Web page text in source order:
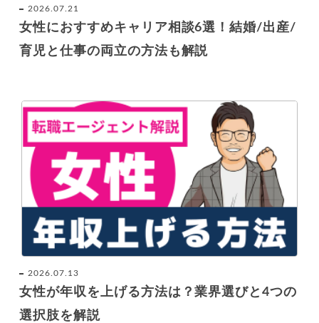
2026.07.21
女性におすすめキャリア相談6選！結婚/出産/
育児と仕事の両立の方法も解説
2026.07.13
女性が年収を上げる方法は？業界選びと4つの
選択肢を解説